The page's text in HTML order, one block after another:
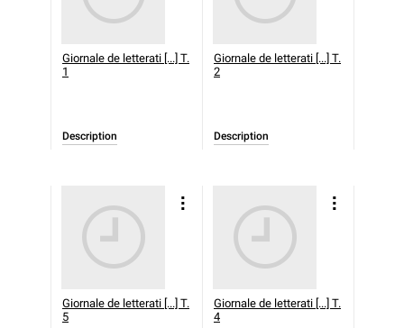
Giornale de letterati [...] T.
1
Description
Giornale de letterati [...] T.
2
Description
Giornale de letterati [...] T.
5
Giornale de letterati [...] T.
4